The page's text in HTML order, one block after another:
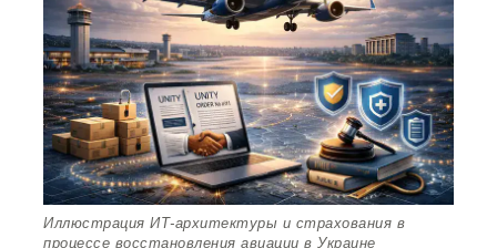
Иллюстрация ИТ-архитектуры и страхования в
процессе восстановления авиации в Украине